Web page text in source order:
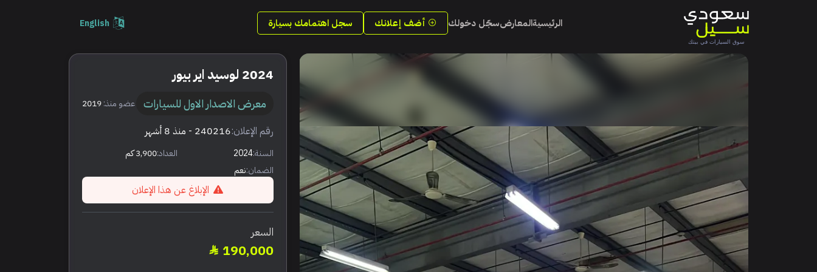
الرئيسيةالمعارضسجّل دخولك أضف إعلانك سجل اهتمامك بسيارة English
2024 لوسيد اير بيور
معرض الاصدار الاول للسيارات عضو منذ:2019
رقم الإعلان:240216 - منذ 8 أشهر
السنة:2024 العداد:3,900 كم
الضمان:نعم
الإبلاغ عن هذا الإعلان
السعر
190,000